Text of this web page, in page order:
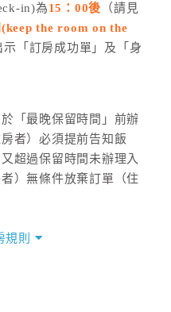
in)為15：00後 （請見
the room on the
示「訂房成功單」及「身
「最晚保留時間」前辦
者）必須提前告知飯
超過保留時間未辦理入
）無條件放棄訂單（住
規則